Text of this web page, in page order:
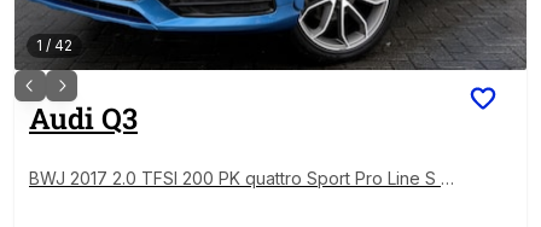
1 / 42
AudiQ3
BWJ 2017 2.0 TFSI 200 PK quattro Sport Pro Line S A